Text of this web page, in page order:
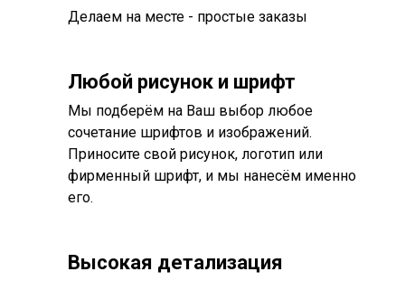
Делаем на месте - простые заказы
Любой рисунок и шрифт
Мы подберём на Ваш выбор любое
сочетание шрифтов и изображений.
Приносите свой рисунок, логотип или
фирменный шрифт, и мы нанесём именно
его.
Высокая детализация